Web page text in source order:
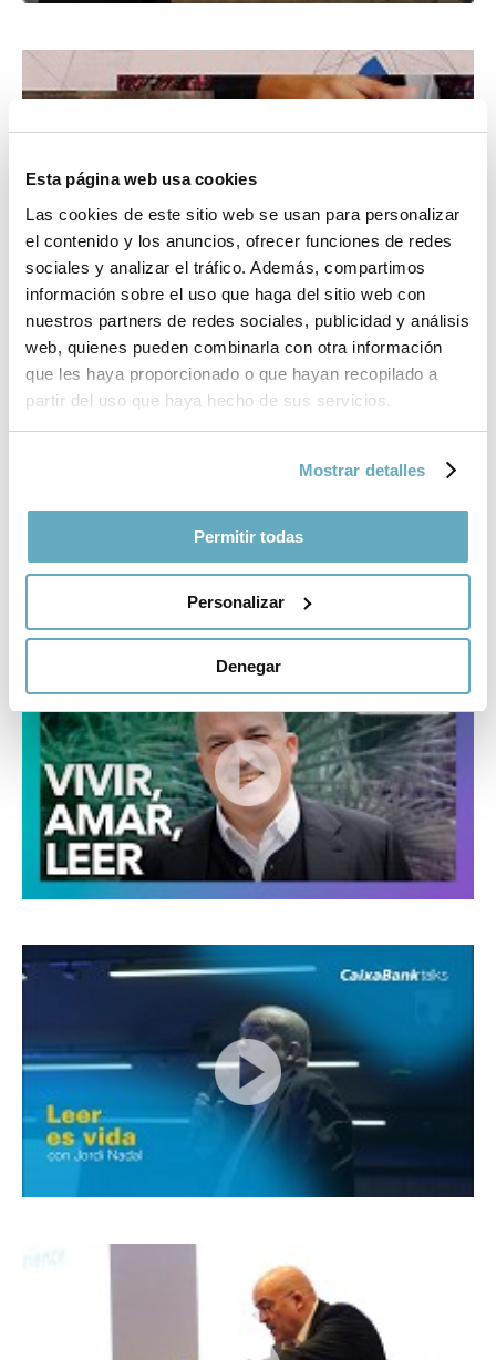
Esta página web usa cookies
Las cookies de este sitio web se usan para personalizar
el contenido y los anuncios, ofrecer funciones de redes
sociales y analizar el tráfico. Además, compartimos
información sobre el uso que haga del sitio web con
nuestros partners de redes sociales, publicidad y análisis
web, quienes pueden combinarla con otra información
que les haya proporcionado o que hayan recopilado a
partir del uso que haya hecho de sus servicios.
Mostrar detalles
Permitir todas
Personalizar
Denegar